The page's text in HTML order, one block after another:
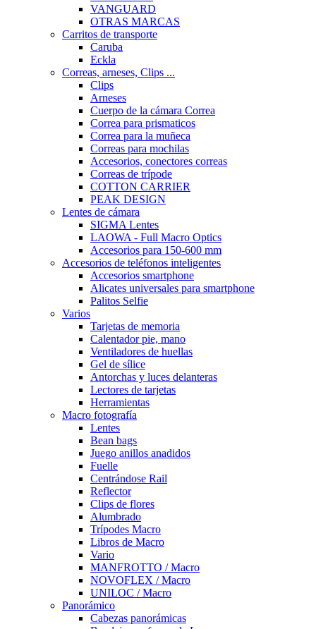
VANGUARD
OTRAS MARCAS
Carritos de transporte
Caruba
Eckla
Correas, arneses, Clips ...
Clips
Arneses
Cuerpo de la cámara Correa
Correa para prismaticos
Correa para la muñeca
Correas para mochilas
Accesorios, conectores correas
Correas de trípode
COTTON CARRIER
PEAK DESIGN
Lentes de cámara
SIGMA Lentes
LAOWA - Full Macro Optics
Accesorios para 150-600 mm
Accesorios de teléfonos inteligentes
Accesorios smartphone
Alicates universales para smartphone
Palitos Selfie
Varios
Tarjetas de memoria
Calentador pie, mano
Ventiladores de huellas
Gel de sílice
Antorchas y luces delanteras
Lectores de tarjetas
Herramientas
Macro fotografía
Lentes
Bean bags
Juego anillos anadidos
Fuelle
Centrándose Rail
Reflector
Clips de flores
Alumbrado
Trípodes Macro
Libros de Macro
Vario
MANFROTTO / Macro
NOVOFLEX / Macro
UNILOC / Macro
Panorámico
Cabezas panorámicas